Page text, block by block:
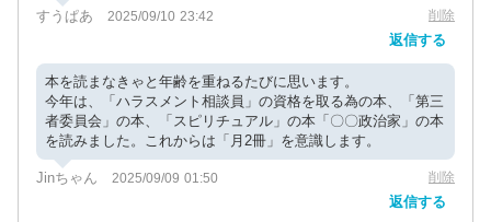
すうぱあ 2025/09/10 23:42 削除
返信する
本を読まなきゃと年齢を重ねるたびに思います。
今年は、「ハラスメント相談員」の資格を取る為の本、「第三
者委員会」の本、「スピリチュアル」の本「〇〇政治家」の本
を読みました。これからは「月2冊」を意識します。
Jinちゃん 2025/09/09 01:50 削除
返信する